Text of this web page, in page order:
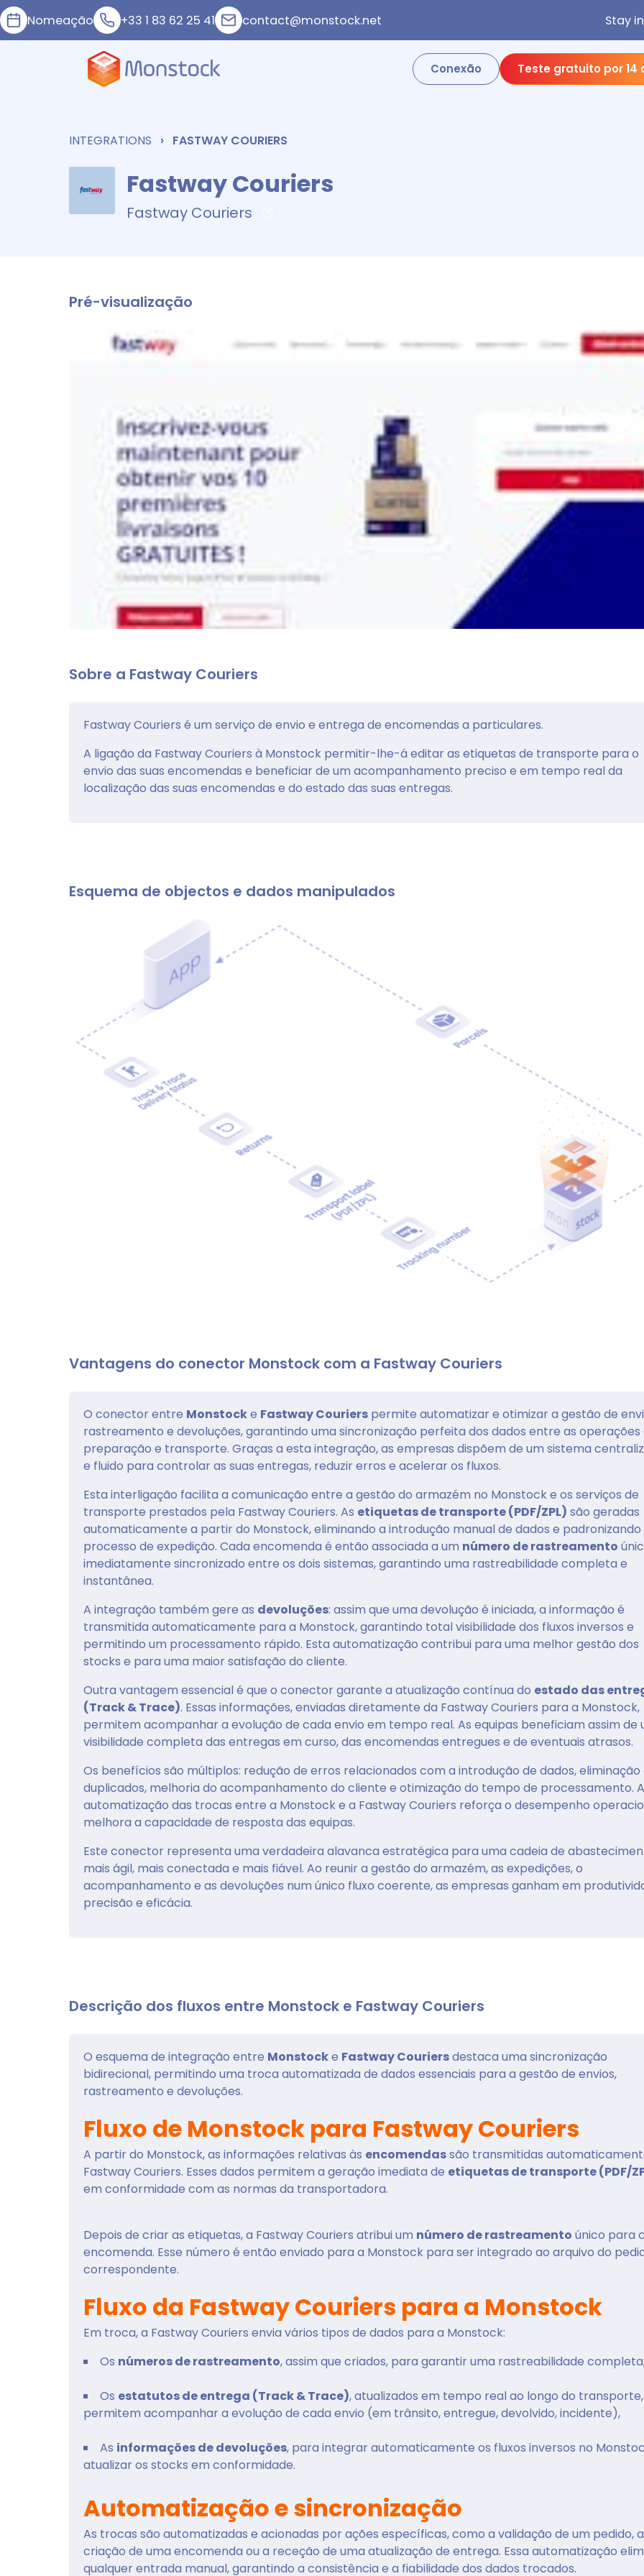
Nomeação +33 1 83 62 25 41 contact@monstock.net Stay
Conexão Teste gratuito por 14
INTEGRATIONS FASTWAY COURIERS
Fastway Couriers
Fastway Couriers
Pré-visualização
Sobre a Fastway Couriers
Fastway Couriers é um serviço de envio e entrega de encomendas a particulares.
A ligação da Fastway Couriers à Monstock permitir-lhe-á editar as etiquetas de transporte para o
envio das suas encomendas e beneficiar de um acompanhamento preciso e em tempo real da
localização das suas encomendas e do estado das suas entregas.
Esquema de objectos e dados manipulados
Vantagens do conector Monstock com a Fastway Couriers
O conector entre Monstocke Fastway Couriers permite automatizar e otimizar a gestão de
rastreamento e devoluções, garantindo uma sincronização perfeita dos dados entre as operações
preparação e transporte. Graças a esta integração, as empresas dispõem de um sistema
e fluido para controlar as suas entregas, reduzir erros e acelerar os fluxos.
Esta interligação facilita a comunicação entre a gestão do armazém no Monstock e os serviços de
transporte prestados pela Fastway Couriers. As etiquetas de transporte (PDF/ZPL) são geradas
automaticamente a partir do Monstock, eliminando a introdução manual de dados e padronizando
processo de expedição. Cada encomenda é então associada a um número de rastreamento
imediatamente sincronizado entre os dois sistemas, garantindo uma rastreabilidade completa e
instantânea.
A integração também gere as devoluções: assim que uma devolução é iniciada, a informação é
transmitida automaticamente para a Monstock, garantindo total visibilidade dos fluxos inversos e
permitindo um processamento rápido. Esta automatização contribui para uma melhor gestão dos
stocks e para uma maior satisfação do cliente.
Outra vantagem essencial é que o conector garante a atualização contínua do estado das
(Track & Trace). Essas informações, enviadas diretamente da Fastway Couriers para a Monstock,
permitem acompanhar a evolução de cada envio em tempo real. As equipas beneficiam assim de
visibilidade completa das entregas em curso, das encomendas entregues e de eventuais atrasos.
Os benefícios são múltiplos: redução de erros relacionados com a introdução de dados, eliminação
duplicados, melhoria do acompanhamento do cliente e otimização do tempo de processamento. A
automatização das trocas entre a Monstock e a Fastway Couriers reforça o desempenho
melhora a capacidade de resposta das equipas.
Este conector representa uma verdadeira alavanca estratégica para uma cadeia de
mais ágil, mais conectada e mais fiável. Ao reunir a gestão do armazém, as expedições, o
acompanhamento e as devoluções num único fluxo coerente, as empresas ganham em
precisão e eficácia.
Descrição dos fluxos entre Monstock e Fastway Couriers
O esquema de integração entre Monstocke Fastway Couriersdestaca uma sincronização
bidirecional, permitindo uma troca automatizada de dados essenciais para a gestão de envios,
rastreamento e devoluções.
Fluxo de Monstock para Fastway Couriers
A partir do Monstock, as informações relativas às encomendassão transmitidas
Fastway Couriers. Esses dados permitem a geração imediata de etiquetas de transporte (PDF/
em conformidade com as normas da transportadora.
Depois de criar as etiquetas, a Fastway Couriers atribui um número de rastreamento único para
encomenda. Esse número é então enviado para a Monstock para ser integrado ao arquivo do
correspondente.
Fluxo da Fastway Couriers para a Monstock
Em troca, a Fastway Couriers envia vários tipos de dados para a Monstock:
Os números de rastreamento, assim que criados, para garantir uma rastreabilidade
Os estatutos de entrega (Track & Trace), atualizados em tempo real ao longo do transporte,
permitem acompanhar a evolução de cada envio (em trânsito, entregue, devolvido, incidente),
As informações de devoluções, para integrar automaticamente os fluxos inversos no
atualizar os stocks em conformidade.
Automatização e sincronização
As trocas são automatizadas e acionadas por ações específicas, como a validação de um pedido, a
criação de uma encomenda ou a receção de uma atualização de entrega. Essa automatização
qualquer entrada manual, garantindo a consistência e a fiabilidade dos dados trocados.